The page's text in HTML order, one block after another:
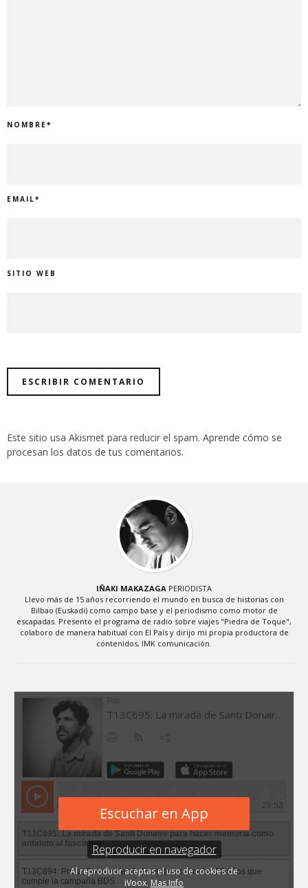
NOMBRE*
EMAIL*
SITIO WEB
Este sitio usa Akismet para reducir el spam. Aprende cómo se
procesan los datos de tus comentarios.
IÑAKI MAKAZAGA PERIODISTA
Llevo más de 15 años recorriendo el mundo en busca de historias con
Bilbao (Euskadi) como campo base y el periodismo como motor de
escapadas. Presento el programa de radio sobre viajes "Piedra de Toque",
colaboro de manera habitual con El País y dirijo mi propia productora de
contenidos, IMK comunicación.